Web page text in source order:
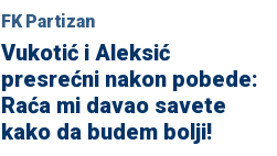
FK Partizan
Vukotić i Aleksić
presrećni nakon pobede:
Raća mi davao savete
kako da budem bolji!